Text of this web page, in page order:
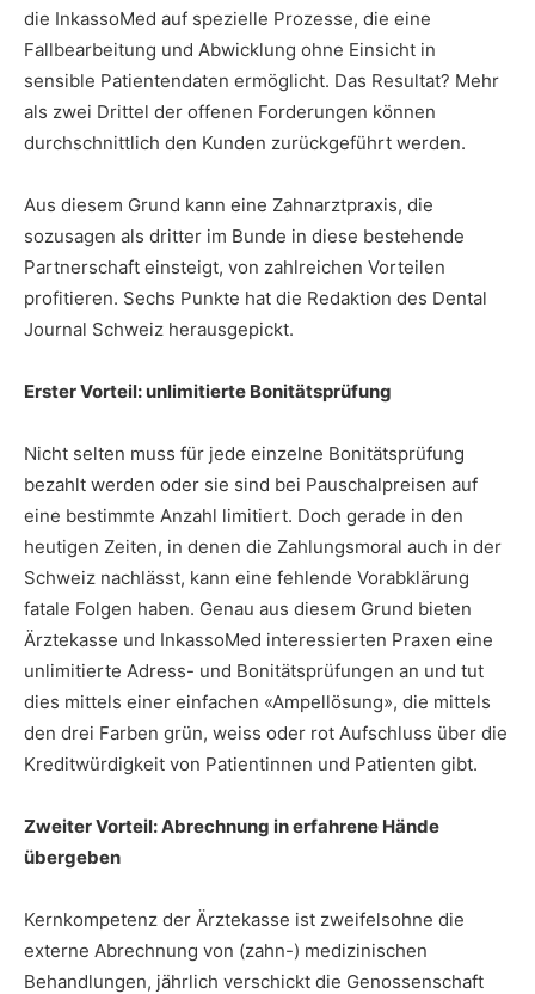
die InkassoMed auf spezielle Prozesse, die eine
Fallbearbeitung und Abwicklung ohne Einsicht in
sensible Patientendaten ermöglicht. Das Resultat? Mehr
als zwei Drittel der offenen Forderungen können
durchschnittlich den Kunden zurückgeführt werden.
Aus diesem Grund kann eine Zahnarztpraxis, die
sozusagen als dritter im Bunde in diese bestehende
Partnerschaft einsteigt, von zahlreichen Vorteilen
profitieren. Sechs Punkte hat die Redaktion des Dental
Journal Schweiz herausgepickt.
Erster Vorteil: unlimitierte Bonitätsprüfung
Nicht selten muss für jede einzelne Bonitätsprüfung
bezahlt werden oder sie sind bei Pauschalpreisen auf
eine bestimmte Anzahl limitiert. Doch gerade in den
heutigen Zeiten, in denen die Zahlungsmoral auch in der
Schweiz nachlässt, kann eine fehlende Vorabklärung
fatale Folgen haben. Genau aus diesem Grund bieten
Ärztekasse und InkassoMed interessierten Praxen eine
unlimitierte Adress- und Bonitätsprüfungen an und tut
dies mittels einer einfachen «Ampellösung», die mittels
den drei Farben grün, weiss oder rot Aufschluss über die
Kreditwürdigkeit von Patientinnen und Patienten gibt.
Zweiter Vorteil: Abrechnung in erfahrene Hände
übergeben
Kernkompetenz der Ärztekasse ist zweifelsohne die
externe Abrechnung von (zahn-) medizinischen
Behandlungen, jährlich verschickt die Genossenschaft